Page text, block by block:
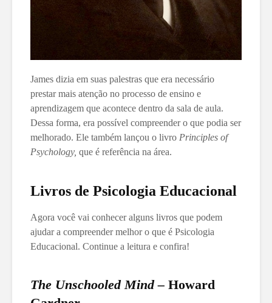
James dizia em suas palestras que era necessário
prestar mais atenção no processo de ensino e
aprendizagem que acontece dentro da sala de aula.
Dessa forma, era possível compreender o que podia ser
melhorado. Ele também lançou o livro Principles of
Psychology, que é referência na área.
Livros de Psicologia Educacional
Agora você vai conhecer alguns livros que podem
ajudar a compreender melhor o que é Psicologia
Educacional. Continue a leitura e confira!
The Unschooled Mind – Howard